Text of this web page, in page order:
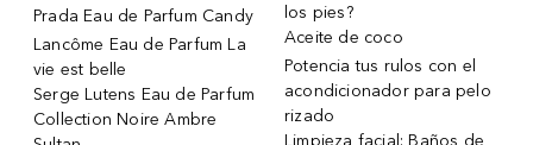
Prada Eau de Parfum Candy
Lancôme Eau de Parfum La
vie est belle
Serge Lutens Eau de Parfum
Collection Noire Ambre
los pies?
Aceite de coco
Potencia tus rulos con el
acondicionador para pelo
rizado
Limpieza facial: Baños de